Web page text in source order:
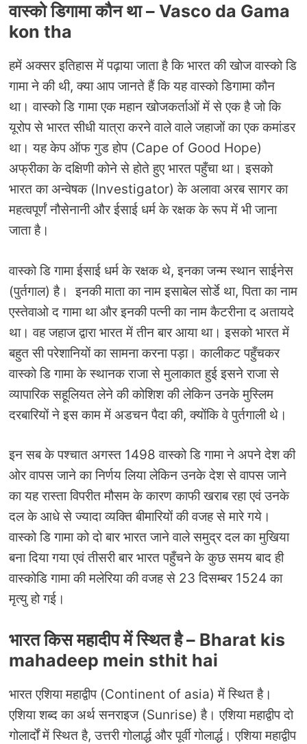
वास्‍को डिगामा कौन था – Vasco da Gama
kon tha
हमें अक्सर इतिहास में पढ़ाया जाता है कि भारत की खोज वास्‍को डि
गामा ने की थी, क्या आप जानते हैं कि यह वास्‍को डिगामा कौन
था। वास्‍को डि गामा एक महान खोजकर्ताओं में से एक है जो कि
यूरोप से भारत सीधी यात्रा करने वाले वाले जहाजों का एक कमांडर
था। यह केप ऑफ गुड होप (Cape of Good Hope)
अफ्रीका के दक्षिणी कोने से होते हुए भारत पहुँचा था। इसको
भारत का अन्‍वेषक (Investigator) के अलावा अरब सागर का
महत्‍वपूर्णं नौसेनानी और ईसाई धर्म के रक्षक के रूप में भी जाना
जाता है।
वास्‍को डि गामा ईसाई धर्म के रक्षक थे, इनका जन्‍म स्‍थान साईनेस
(पुर्तगाल) है। इनकी माता का नाम इसाबेल सोर्डे था, पिता का नाम
एस्‍तेवाओ द गामा था और इनकी पत्‍नी का नाम कैटरीना द अतायदे
था। वह जहाज द्वारा भारत में तीन बार आया था। इसको भारत में
बहुत सी परेशानियों का सामना करना पड़ा। कालीकट पहुँचकर
वास्‍को डि गामा के स्‍थानक राजा से मुलाकात हुई इसने राजा से
व्‍यापारिक सहूलियत लेने की कोशिश की लेकिन उनके मुस्लिम
दरबारियों ने इस काम में अडचन पैदा की, क्‍योंकि वे पुर्तगाली थे।
इन सब के पश्चात अगस्‍त 1498 वास्‍को डि गामा ने अपने देश की
ओर वापस जाने का निर्णय लिया लेकिन उनके देश से वापस जाने
का यह रास्‍ता विपरीत मौसम के कारण काफी खराब रहा एवं उनके
दल के आधे से ज्‍यादा व्‍यक्ति बीमारियों की वजह से मारे गये।
वास्‍को डि गामा को दो बार भारत जाने वाले समुद्र दल का मुखिया
बना दिया गया एवं तीसरी बार भारत पहुँचने के कुछ समय बाद ही
वास्‍कोडि गामा की मलेरिया की वजह से 23 दिसम्‍बर 1524 का
मृत्‍यु हो गई।
भारत किस महादीप में स्थित है – Bharat kis
mahadeep mein sthit hai
भारत एशिया महाद्वीप (Continent of asia) में स्थित है।
एशिया शब्‍द का अर्थ सनराइज (Sunrise) है। एशिया महाद्वीप दो
गोलार्दों में स्थित है, उत्तरी गोलार्द्ध और पूर्वी गोलार्द्ध। एशिया महाद्वीप